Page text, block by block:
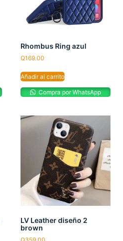
Rhombus Ring azul
Q169.00
Añadir al carrito
Compra por WhatsApp
LV Leather diseño 2
brown